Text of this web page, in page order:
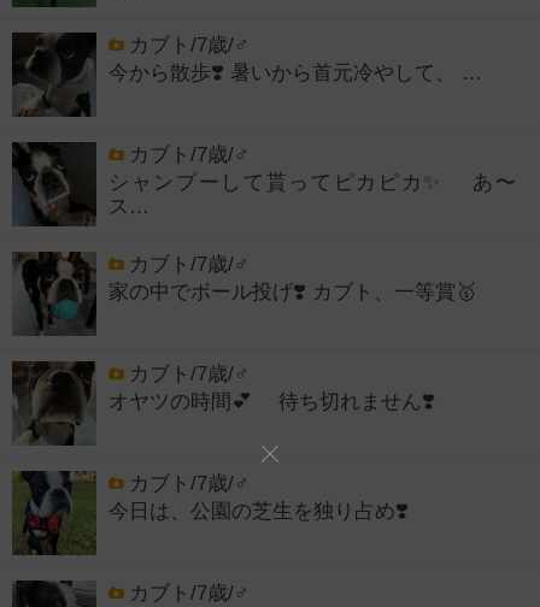
カブト/7歳/♂
今から散歩❣️ 暑いから首元冷やして、 …
カブト/7歳/♂
シャンプーして貰ってピカピカ✨ あ〜
ス…
カブト/7歳/♂
家の中でボール投げ❣️ カブト、一等賞🥇
カブト/7歳/♂
オヤツの時間💕 待ち切れません❣️
カブト/7歳/♂
今日は、公園の芝生を独り占め❣️
カブト/7歳/♂